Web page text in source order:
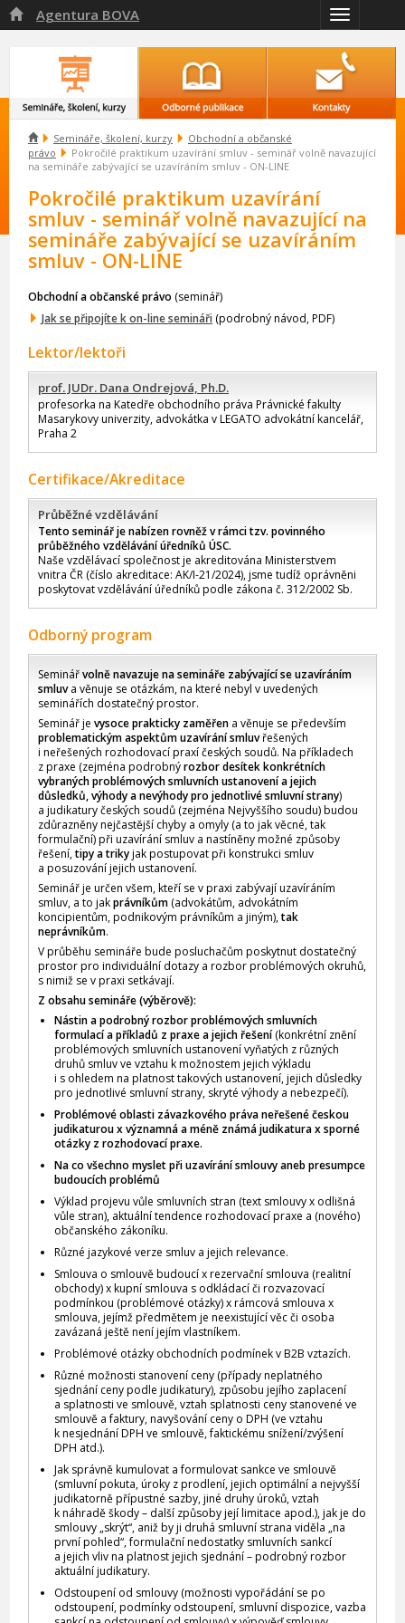
Přepnout
navigaci
 Agentura BOVA
 Semináře, školení, kurzy
Obchodní a občanské
právo
Pokročilé praktikum uzavírání smluv - seminář volně navazující
na semináře zabývající se uzavíráním smluv - ON-LINE
Pokročilé praktikum uzavírání
smluv - seminář volně navazující na
semináře zabývající se uzavíráním
smluv - ON-LINE
Obchodní a občanské právo (seminář)
Jak se připojíte k on-line semináři (podrobný návod, PDF)
Lektor/lektoři
prof. JUDr. Dana Ondrejová, Ph.D.
profesorka na Katedře obchodního práva Právnické fakulty
Masarykovy univerzity, advokátka v LEGATO advokátní kancelář,
Praha 2
Certifikace/Akreditace
Průběžné vzdělávání
Tento seminář je nabízen rovněž v rámci tzv. povinného
průběžného vzdělávání úředníků ÚSC.
Naše vzdělávací společnost je akreditována Ministerstvem
vnitra ČR (číslo akreditace: AK/I-21/2024), jsme tudíž oprávněni
poskytovat vzdělávání úředníků podle zákona č. 312/2002 Sb.
Odborný program
Seminářvolně navazuje na semináře zabývající se uzavíráním
smluva věnuje se otázkám, na které nebyl v uvedených
seminářích dostatečný prostor.
Seminář je vysoce prakticky zaměřen a věnuje se především
problematickým aspektům uzavírání smluvřešených
i neřešených rozhodovací praxí českých soudů. Na příkladech
z praxe (zejména podrobnýrozbor desítek konkrétních
vybraných problémových smluvních ustanovení a jejich
důsledků, výhody a nevýhody pro jednotlivé smluvní strany)
a judikatury českých soudů (zejména Nejvyššího soudu) budou
zdůrazněny nejčastější chyby a omyly (a to jak věcné, tak
formulační) při uzavírání smluv a nastíněny možné způsoby
řešení,tipy a trikyjak postupovat při konstrukci smluv
a posuzování jejich ustanovení.
Seminář je určen všem, kteří se v praxi zabývají uzavíráním
smluv, a to jakprávníkům (advokátům, advokátním
koncipientům, podnikovým právníkům a jiným),tak
neprávníkům.
V průběhu semináře bude posluchačům poskytnut dostatečný
prostor pro individuální dotazy a rozbor problémových okruhů,
s nimiž se v praxi setkávají.
Z obsahu semináře (výběrově):
Nástin a podrobný rozbor problémových smluvních
formulací a příkladů z praxe a jejich řešení(konkrétní znění
problémových smluvních ustanovení vyňatých z různých
druhů smluv ve vztahu k možnostem jejich výkladu
i s ohledem na platnost takových ustanovení, jejich důsledky
pro jednotlivé smluvní strany, skryté výhody a nebezpečí).
Problémové oblasti závazkového práva neřešené českou
judikaturou x významná a méně známá judikatura x sporné
otázky z rozhodovací praxe.
Na co všechno myslet při uzavírání smlouvy aneb presumpce
budoucích problémů
Výklad projevu vůle smluvních stran (text smlouvy x odlišná
vůle stran), aktuální tendence rozhodovací praxe a (nového)
občanského zákoníku.
Různé jazykové verze smluv a jejich relevance.
Smlouva o smlouvě budoucí x rezervační smlouva (realitní
obchody) x kupní smlouva s odkládací či rozvazovací
podmínkou (problémové otázky) x rámcová smlouva x
smlouva, jejímž předmětem je neexistující věc či osoba
zavázaná ještě není jejím vlastníkem.
Problémové otázky obchodních podmínek v B2B vztazích.
Různé možnosti stanovení ceny (případy neplatného
sjednání ceny podle judikatury), způsobu jejího zaplacení
a splatnosti ve smlouvě, vztah splatnosti ceny stanovené ve
smlouvě a faktury, navyšování ceny o DPH (ve vztahu
k nesjednání DPH ve smlouvě, faktickému snížení/zvýšení
DPH atd.).
Jak správně kumulovat a formulovat sankce ve smlouvě
(smluvní pokuta, úroky z prodlení, jejich optimální a nejvyšší
judikatorně přípustné sazby, jiné druhy úroků, vztah
k náhradě škody – další způsoby její limitace apod.), jak je do
smlouvy „skrýt“, aniž by ji druhá smluvní strana viděla „na
první pohled“, formulační nedostatky smluvních sankcí
a jejich vliv na platnost jejich sjednání – podrobný rozbor
aktuální judikatury.
Odstoupení od smlouvy (možnosti vypořádání se po
odstoupení, podmínky odstoupení, smluvní dispozice, vazba